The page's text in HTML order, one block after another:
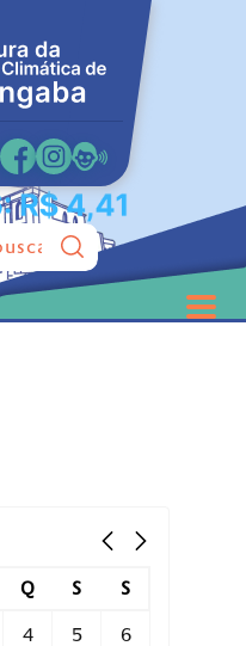
Pesquisar:
Q S S
4 5 6